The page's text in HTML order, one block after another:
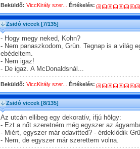
Beküldő: ViccKirály szer... Értékelés:
Zsidó viccek [7/135]
- Hogy megy neked, Kohn?
- Nem panaszkodom, Grün. Tegnap is a világ
ebédeltem.
- Nem igaz!
- De igaz. A McDonaldsnál...
Beküldő: ViccKirály szer... Értékelés:
Zsidó viccek [8/135]
Az utcán ellibeg egy dekoratív, ifjú hölgy:
- Ezt a nőt szeretném még egyszer az
- Miért, egyszer már odavitted? - érdeklődik
- Nem, de egyszer már szerettem volna.